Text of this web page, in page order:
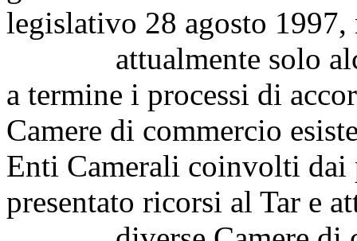
legislativo 28 agosto
attualmente solo
a termine i processi di
Camere di commercio
Enti Camerali coinvolti dai
presentato ricorsi al Tar e